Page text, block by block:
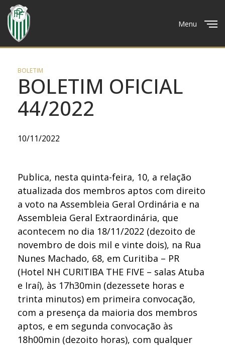
Menu
BOLETIM
BOLETIM OFICIAL
44/2022
10/11/2022
Publica, nesta quinta-feira, 10, a relação
atualizada dos membros aptos com direito
a voto na Assembleia Geral Ordinária e na
Assembleia Geral Extraordinária, que
acontecem no dia 18/11/2022 (dezoito de
novembro de dois mil e vinte dois), na Rua
Nunes Machado, 68, em Curitiba – PR
(Hotel NH CURITIBA THE FIVE – salas Atuba
e Iraí), às 17h30min (dezessete horas e
trinta minutos) em primeira convocação,
com a presença da maioria dos membros
aptos, e em segunda convocação às
18h00min (dezoito horas), com qualquer